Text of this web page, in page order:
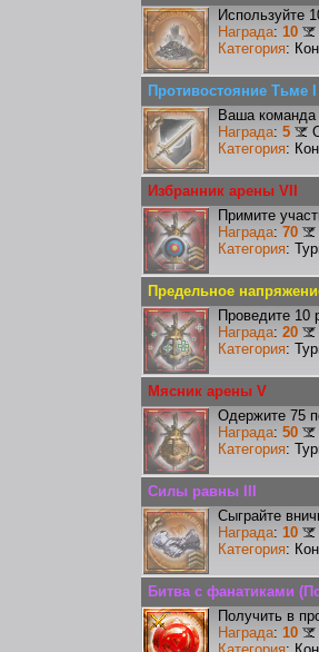
Используйте
Награда: 10
Категория:
Противостояние Тьме I
Ваша команда
Награда: 5
Категория:
Избранник арены VII
Примите
Награда: 70
Категория:
Предельное
Проведите 10
Награда: 20
Категория:
Мясник арены V
Одержите 75
Награда: 50
Категория:
Силы равны III
Сыграйте
Награда: 10
Категория:
Битва с фанатиками
Получить в
Награда: 10